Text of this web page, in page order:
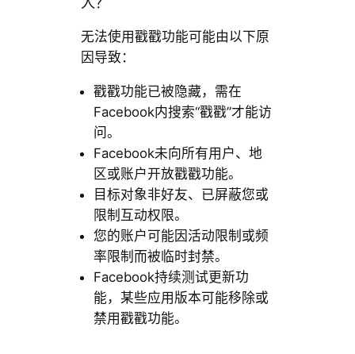
人？
无法使用戳戳功能可能由以下原
因导致：
戳戳功能已被隐藏，需在
Facebook内搜索“戳戳”才能访
问。
Facebook未向所有用户、地
区或账户开放戳戳功能。
目标对象非好友、已屏蔽您或
限制互动权限。
您的账户可能因活动限制或频
率限制而被临时封禁。
Facebook持续测试更新功
能，某些应用版本可能移除或
禁用戳戳功能。